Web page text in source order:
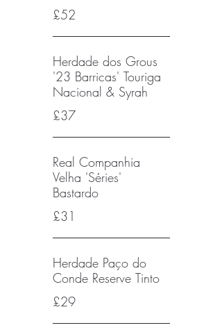
£52
Herdade dos Grous
'23 Barricas' Touriga
Nacional & Syrah
£37
Real Companhia
Velha 'Séries'
Bastardo
£31
Herdade Paço do
Conde Reserve Tinto
£29